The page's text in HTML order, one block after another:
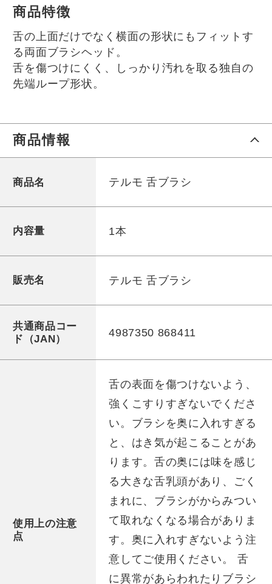
商品特徴
舌の上面だけでなく横面の形状にもフィットす
る両面ブラシヘッド。
舌を傷つけにくく、しっかり汚れを取る独自の
先端ループ形状。
商品情報
商品名 テルモ 舌ブラシ
内容量 1本
販売名 テルモ 舌ブラシ
共通商品コー
ド（JAN）
4987350 868411
使用上の注意
点
舌の表面を傷つけないよう、
強くこすりすぎないでくださ
い。ブラシを奥に入れすぎる
と、はき気が起こることがあ
ります。舌の奥には味を感じ
る大きな舌乳頭があり、ごく
まれに、ブラシがからみつい
て取れなくなる場合がありま
す。奥に入れすぎないよう注
意してご使用ください。 舌
に異常があらわれたりブラシ